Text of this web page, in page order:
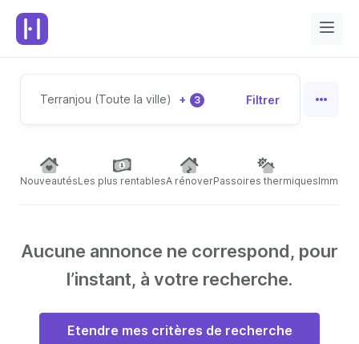
Terranjou (Toute la ville) + 3 Filtrer
NouveautésLes plus rentablesA rénoverPassoires thermiques
Aucune annonce ne correspond, pour
l’instant, à votre recherche.
Etendre mes critères de recherche